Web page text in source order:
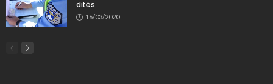
ditës
16/03/2020